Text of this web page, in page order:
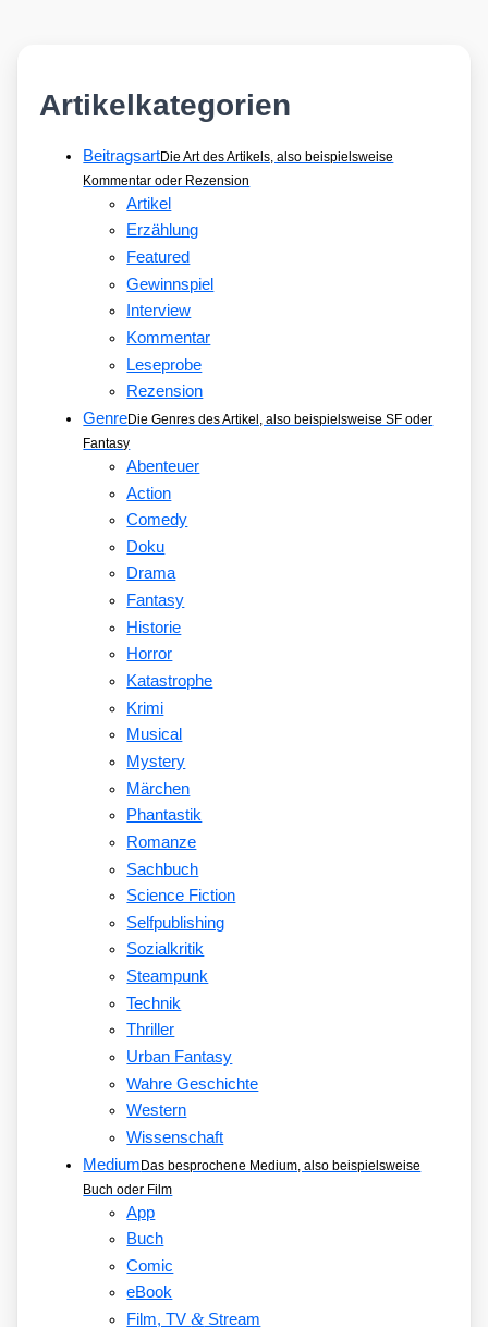
Artikelkategorien
BeitragsartDie Art des Artikels, also beispielsweise
Kommentar oder Rezension
Artikel
Erzählung
Featured
Gewinnspiel
Interview
Kommentar
Leseprobe
Rezension
GenreDie Genres des Artikel, also beispielsweise SF oder
Fantasy
Abenteuer
Action
Comedy
Doku
Drama
Fantasy
Historie
Horror
Katastrophe
Krimi
Musical
Mystery
Märchen
Phantastik
Romanze
Sachbuch
Science Fiction
Selfpublishing
Sozialkritik
Steampunk
Technik
Thriller
Urban Fantasy
Wahre Geschichte
Western
Wissenschaft
MediumDas besprochene Medium, also beispielsweise
Buch oder Film
App
Buch
Comic
eBook
Film, TV&Stream